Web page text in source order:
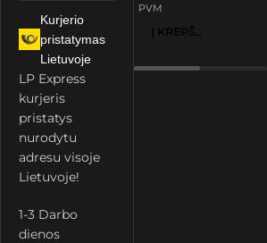
Kurjerio
pristatymas
Lietuvoje
LP Express
kurjeris
pristatys
nurodytu
adresu visoje
Lietuvoje!
1-3 Darbo
dienos
PVM
Į KREPŠELĮ